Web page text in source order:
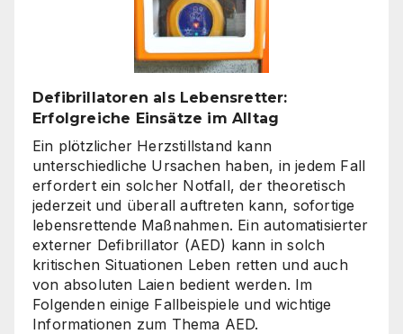
Online-
Tools
Defibrillatoren als Lebensretter:
Erfolgreiche Einsätze im Alltag
Ein plötzlicher Herzstillstand kann
unterschiedliche Ursachen haben, in jedem Fall
erfordert ein solcher Notfall, der theoretisch
jederzeit und überall auftreten kann, sofortige
lebensrettende Maßnahmen. Ein automatisierter
externer Defibrillator (AED) kann in solch
kritischen Situationen Leben retten und auch
von absoluten Laien bedient werden. Im
Folgenden einige Fallbeispiele und wichtige
Informationen zum Thema AED.